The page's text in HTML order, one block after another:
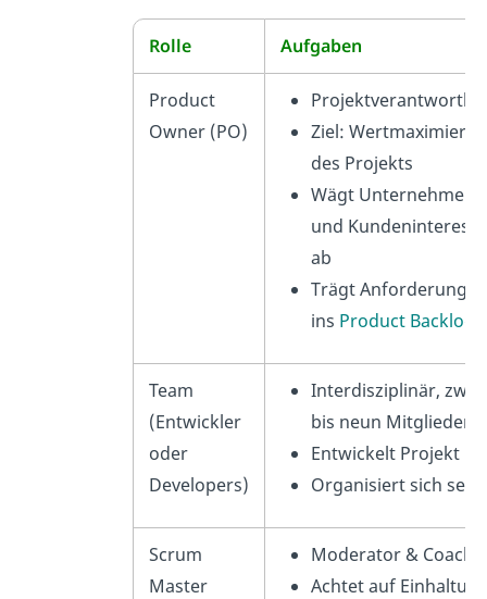
Rolle Aufgaben
Product
Owner (PO)
Ziel:
des Projekts
Wägt
und Kundeninteresse
ab
Trägt Anforderungen
ins Product Backlog
Team
(Entwickler
oder
Developers)
Interdisziplinär, zwei
bis neun Mitglieder
Entwickelt Projekt
Organisiert sich
Scrum
Master
Moderator & Coach
Achtet auf